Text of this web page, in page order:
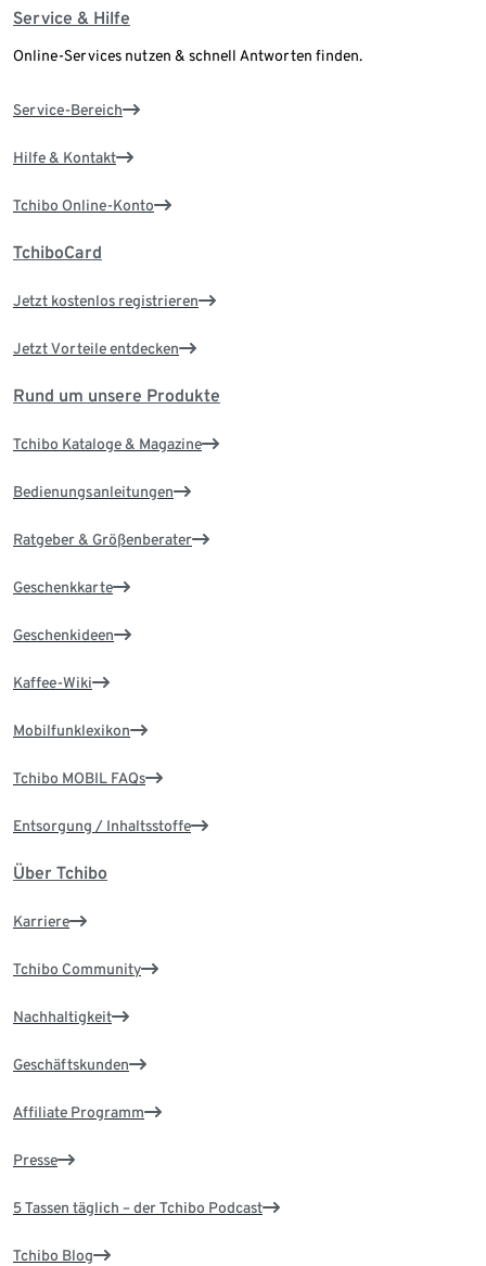
Service & Hilfe
Online-Services nutzen & schnell Antworten finden.
Service-Bereich
Hilfe & Kontakt
Tchibo Online-Konto
TchiboCard
Jetzt kostenlos registrieren
Jetzt Vorteile entdecken
Rund um unsere Produkte
Tchibo Kataloge & Magazine
Bedienungsanleitungen
Ratgeber & Größenberater
Geschenkkarte
Geschenkideen
Kaffee-Wiki
Mobilfunklexikon
Tchibo MOBIL FAQs
Entsorgung / Inhaltsstoffe
Über Tchibo
Karriere
Tchibo Community
Nachhaltigkeit
Geschäftskunden
Affiliate Programm
Presse
5 Tassen täglich – der Tchibo Podcast
Tchibo Blog